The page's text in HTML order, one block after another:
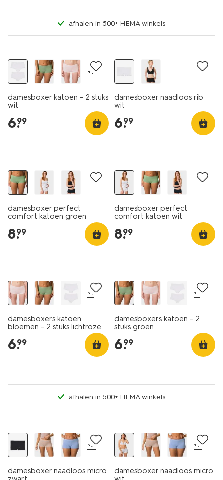
afhalen in 500+ HEMA winkels
+1
damesboxer katoen - 2 stuks
wit
6.
99
damesboxer naadloos rib
wit
6.
99
damesboxer perfect
comfort katoen groen
8.
99
damesboxer perfect
comfort katoen wit
8.
99
+1
damesboxers katoen
bloemen - 2 stuks lichtroze
6.
99
+1
damesboxers katoen - 2
stuks groen
6.
99
afhalen in 500+ HEMA winkels
+2
damesboxer naadloos micro
+2
damesboxer naadloos micro